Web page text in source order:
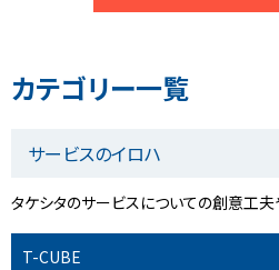
カテゴリー一覧
サービスのイロハ
タケシタのサービスについての創意工夫
T-CUBE